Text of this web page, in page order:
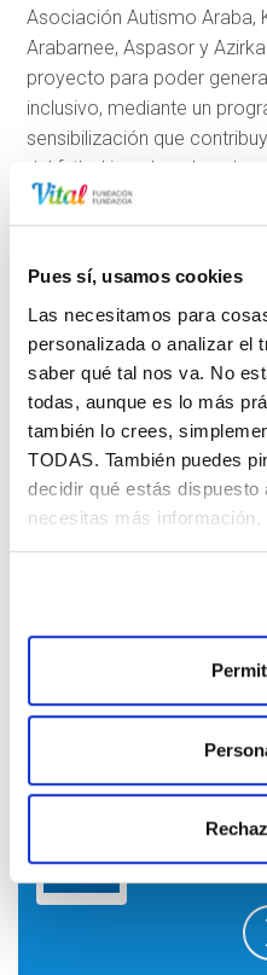
Pues sí, usamos cookies
Las necesitamos para
personalizada o analizar el
saber qué tal nos va. No
todas, aunque es lo más
también lo crees,
TODAS. También puedes
decidir qué estás
necesitas más información,
Asociación Autismo Araba,
Arabarnee, Aspasor y
proyecto para poder
inclusivo, mediante un
sensibilización que
del futbol impulsando
solidaridad.
alavés que permita aumentar
colectivo de personas con
deporte
, desde los clubes
una de nuestras cuadrillas
Este programa abre la
sociedad la realidad de este
más jóvenes de las
personas y de poder
de los clubes de fútbol y
TU EMAIL